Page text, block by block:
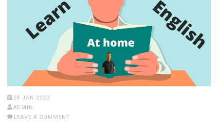
28 JAN 2022
ADMIN
LEAVE A COMMENT